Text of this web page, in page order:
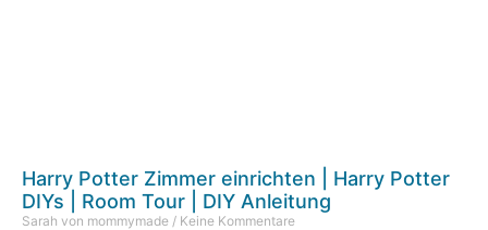
Harry Potter Zimmer einrichten | Harry Potter
DIYs | Room Tour | DIY Anleitung
Sarah von mommymade Keine Kommentare